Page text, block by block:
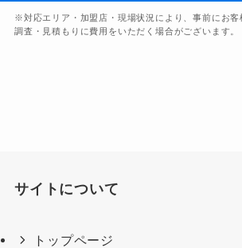
※対応エリア・加盟店・現場状況により、事前にお
調査・見積もりに費用をいただく場合がございます。
サイトについて
トップページ